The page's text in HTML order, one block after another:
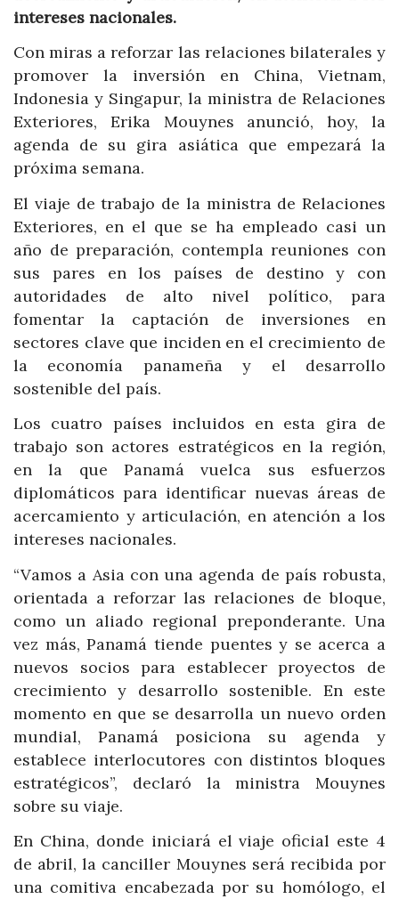
intereses nacionales.
Con miras a reforzar las relaciones bilaterales y
promover la inversión en China, Vietnam,
Indonesia y Singapur, la ministra de Relaciones
Exteriores, Erika Mouynes anunció, hoy, la
agenda de su gira asiática que empezará la
próxima semana.
El viaje de trabajo de la ministra de Relaciones
Exteriores, en el que se ha empleado casi un
año de preparación, contempla reuniones con
sus pares en los países de destino y con
autoridades de alto nivel político, para
fomentar la captación de inversiones en
sectores clave que inciden en el crecimiento de
la economía panameña y el desarrollo
sostenible del país.
Los cuatro países incluidos en esta gira de
trabajo son actores estratégicos en la región,
en la que Panamá vuelca sus esfuerzos
diplomáticos para identificar nuevas áreas de
acercamiento y articulación, en atención a los
intereses nacionales.
“Vamos a Asia con una agenda de país robusta,
orientada a reforzar las relaciones de bloque,
como un aliado regional preponderante. Una
vez más, Panamá tiende puentes y se acerca a
nuevos socios para establecer proyectos de
crecimiento y desarrollo sostenible. En este
momento en que se desarrolla un nuevo orden
mundial, Panamá posiciona su agenda y
establece interlocutores con distintos bloques
estratégicos”, declaró la ministra Mouynes
sobre su viaje.
En China, donde iniciará el viaje oficial este 4
de abril, la canciller Mouynes será recibida por
una comitiva encabezada por su homólogo, el